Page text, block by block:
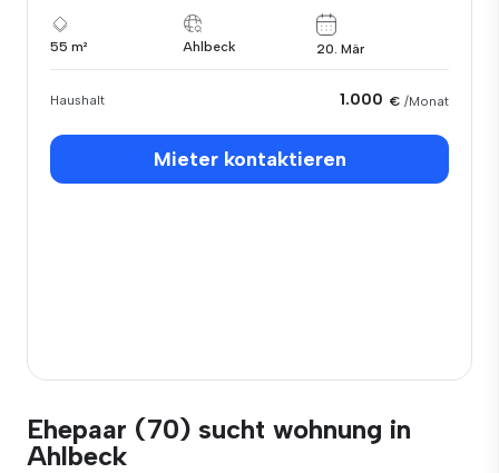
55 m² Ahlbeck 20. Mär
Haushalt 1.000 € /Monat
Mieter kontaktieren
Ehepaar (70) sucht wohnung in
Ahlbeck